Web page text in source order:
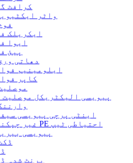
کرافٹ
واٹر
ایکریلک
ایوا
پیئ
دھاتی
ایلومینیم
کاپر
پیویسی الیکٹریکل موصلیت
اینٹی پرچی پیویسی
غیر چپکنے والی PE احتیاطی ٹیپ
پیویسی
پرنٹ شدہ